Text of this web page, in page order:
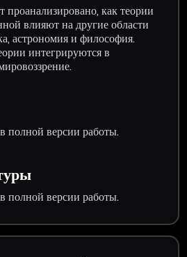
проанализировано, как теории
влияют на другие области
астрономия и философия.
интегрируются в
полной версии работы.
полной версии работы.